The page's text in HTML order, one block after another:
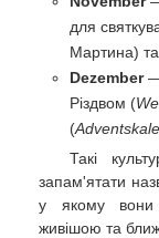
для
Мартина) та
Dezember—
Різдвом (
(
Такі
запам'ятати
у якому вони
живішою та